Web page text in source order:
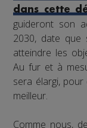
dans cette
guideront son
2030, date
atteindre les
Au fur et à
sera élargi,
meilleur.
Comme nous,